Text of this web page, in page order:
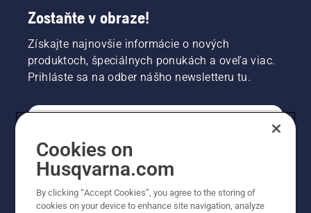
Zostaňte v obraze!
Získajte najnovšie informácie o nových
produktoch, špeciálnych ponukách a oveľa viac.
Prihláste sa na odber nášho newsletteru tu.
PROFESIONÁLNE
Cookies on
Husqvarna.com
By clicking “Accept Cookies”, you agree to the storing of
cookies on your device to enhance site navigation, analyze